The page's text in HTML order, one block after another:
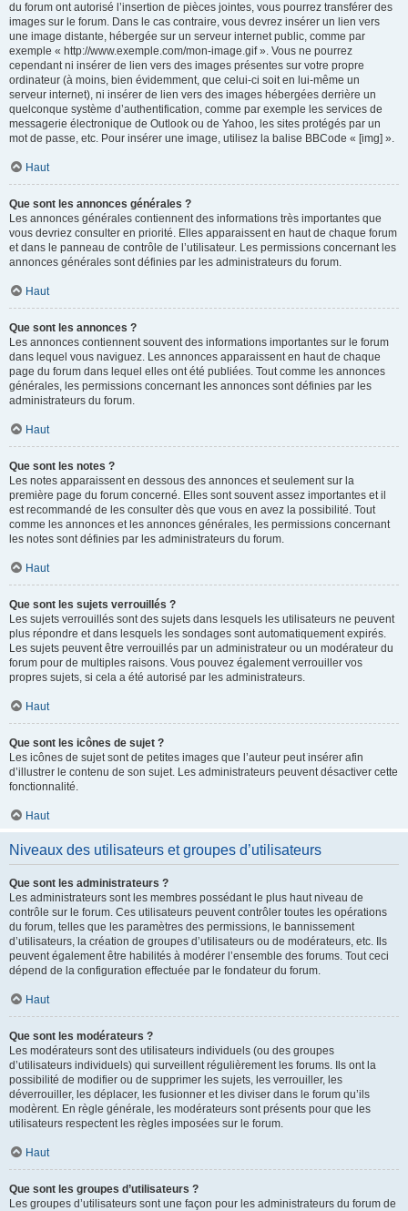
du forum ont autorisé l’insertion de pièces jointes, vous pourrez transférer des
images sur le forum. Dans le cas contraire, vous devrez insérer un lien vers
une image distante, hébergée sur un serveur internet public, comme par
exemple « http://www.exemple.com/mon-image.gif ». Vous ne pourrez
cependant ni insérer de lien vers des images présentes sur votre propre
ordinateur (à moins, bien évidemment, que celui-ci soit en lui-même un
serveur internet), ni insérer de lien vers des images hébergées derrière un
quelconque système d’authentification, comme par exemple les services de
messagerie électronique de Outlook ou de Yahoo, les sites protégés par un
mot de passe, etc. Pour insérer une image, utilisez la balise BBCode « [img] ».
Haut
Que sont les annonces générales ?
Les annonces générales contiennent des informations très importantes que
vous devriez consulter en priorité. Elles apparaissent en haut de chaque forum
et dans le panneau de contrôle de l’utilisateur. Les permissions concernant les
annonces générales sont définies par les administrateurs du forum.
Haut
Que sont les annonces ?
Les annonces contiennent souvent des informations importantes sur le forum
dans lequel vous naviguez. Les annonces apparaissent en haut de chaque
page du forum dans lequel elles ont été publiées. Tout comme les annonces
générales, les permissions concernant les annonces sont définies par les
administrateurs du forum.
Haut
Que sont les notes ?
Les notes apparaissent en dessous des annonces et seulement sur la
première page du forum concerné. Elles sont souvent assez importantes et il
est recommandé de les consulter dès que vous en avez la possibilité. Tout
comme les annonces et les annonces générales, les permissions concernant
les notes sont définies par les administrateurs du forum.
Haut
Que sont les sujets verrouillés ?
Les sujets verrouillés sont des sujets dans lesquels les utilisateurs ne peuvent
plus répondre et dans lesquels les sondages sont automatiquement expirés.
Les sujets peuvent être verrouillés par un administrateur ou un modérateur du
forum pour de multiples raisons. Vous pouvez également verrouiller vos
propres sujets, si cela a été autorisé par les administrateurs.
Haut
Que sont les icônes de sujet ?
Les icônes de sujet sont de petites images que l’auteur peut insérer afin
d’illustrer le contenu de son sujet. Les administrateurs peuvent désactiver cette
fonctionnalité.
Haut
Niveaux des utilisateurs et groupes d’utilisateurs
Que sont les administrateurs ?
Les administrateurs sont les membres possédant le plus haut niveau de
contrôle sur le forum. Ces utilisateurs peuvent contrôler toutes les opérations
du forum, telles que les paramètres des permissions, le bannissement
d’utilisateurs, la création de groupes d’utilisateurs ou de modérateurs, etc. Ils
peuvent également être habilités à modérer l’ensemble des forums. Tout ceci
dépend de la configuration effectuée par le fondateur du forum.
Haut
Que sont les modérateurs ?
Les modérateurs sont des utilisateurs individuels (ou des groupes
d’utilisateurs individuels) qui surveillent régulièrement les forums. Ils ont la
possibilité de modifier ou de supprimer les sujets, les verrouiller, les
déverrouiller, les déplacer, les fusionner et les diviser dans le forum qu’ils
modèrent. En règle générale, les modérateurs sont présents pour que les
utilisateurs respectent les règles imposées sur le forum.
Haut
Que sont les groupes d’utilisateurs ?
Les groupes d’utilisateurs sont une façon pour les administrateurs du forum de